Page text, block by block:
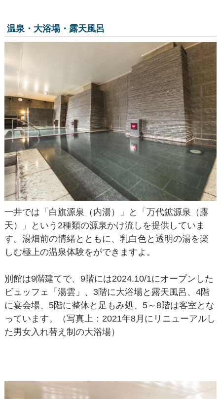
温泉・大浴場・露天風呂
一井では「白旗源泉（内湯）」と「万代鉱源泉（露
天）」という2種類の源泉かけ流しを提供していま
す。湯畑前の情緒とともに、乳白色と透明の湯を楽
しむ極上の温泉体験をができますよ。
別館は9階建てで、9階には2024.10/1にオープンした
ビュッフェ「湯雲」、3階に大浴場と露天風呂、4階
に宴会場、5階に整体と足もみ処、5～8階は客室とな
っています。（写真上：2021年8月にリニューアルし
た男女入れ替え制の大浴場）